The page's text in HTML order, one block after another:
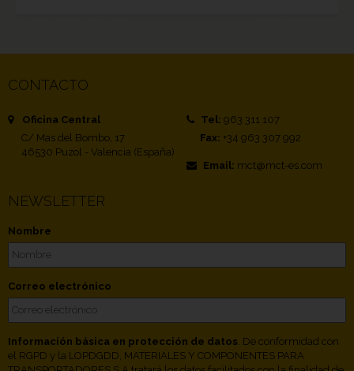
CONTACTO
Oficina Central
C/ Mas del Bombo, 17
46530 Puzol - Valencia (España)
Tel: 963 311 107
Fax: +34 963 307 992
Email: mct@mct-es.com
NEWSLETTER
Nombre
Correo electrónico
Información básica en protección de datos . De conformidad con
el RGPD y la LOPDGDD, MATERIALES Y COMPONENTES PARA